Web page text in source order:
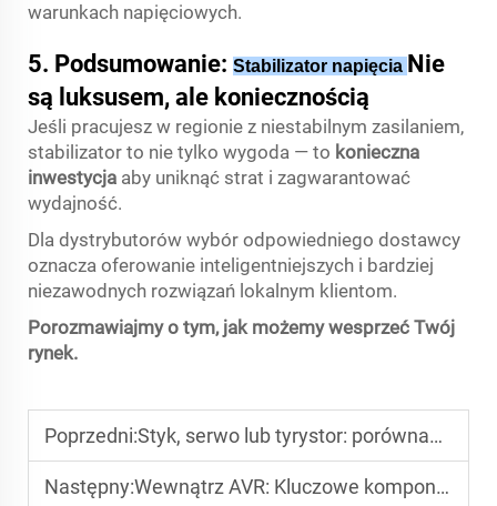
warunkach napięciowych.
5. Podsumowanie: Stabilizator napięcia Nie
są luksusem, ale koniecznością
Jeśli pracujesz w regionie z niestabilnym zasilaniem,
stabilizator to nie tylko wygoda — to konieczna
inwestycja aby uniknąć strat i zagwarantować
wydajność.
Dla dystrybutorów wybór odpowiedniego dostawcy
oznacza oferowanie inteligentniejszych i bardziej
niezawodnych rozwiązań lokalnym klientom.
Porozmawiajmy o tym, jak możemy wesprzeć Twój
rynek.
Poprzedni:Styk, serwo lub tyrystor: porównanie podstawowych technologii wykorzystywanych w stabilizatorach napięcia
Następny:Wewnątrz AVR: Kluczowe komponenty wpływające na wydajność i trwałość stabilizatora